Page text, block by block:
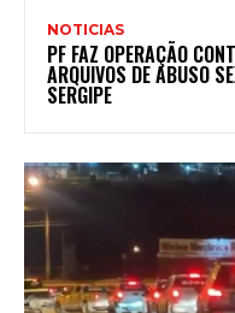
NOTICIAS
PF FAZ OPERAÇÃO
ARQUIVOS DE ABUSO
SERGIPE